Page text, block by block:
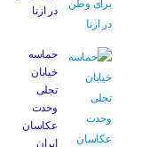
در ازنا
حماسه
خیابان
تجلی
وحدت
عکاسان
ایران